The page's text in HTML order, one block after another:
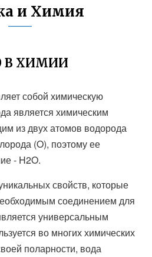
и Химия
В ХИМИИ
собой химическую
является химическим
из двух атомов водорода
(O), поэтому ее
- H2O.
свойств, которые
соединением для
универсальным
во многих химических
поларности, вода